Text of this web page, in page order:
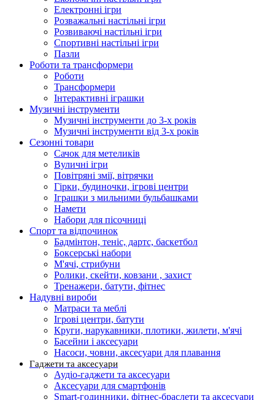
Електронні ігри
Розважальні настільні ігри
Розвиваючі настільні ігри
Спортивні настільні ігри
Пазли
Роботи та трансформери
Роботи
Трансформери
Інтерактивні іграшки
Музичні інструменти
Музичні інструменти до 3-х років
Музичні інструменти від 3-х років
Сезонні товари
Сачок для метеликів
Вуличні ігри
Повітряні змії, вітрячки
Гірки, будиночки, ігрові центри
Іграшки з мильними бульбашками
Намети
Набори для пісочниці
Спорт та відпочинок
Бадмінтон, теніс, дартс, баскетбол
Боксерські набори
М'ячі, стрибуни
Ролики, скейти, ковзани , захист
Тренажери, батути, фітнес
Надувні вироби
Матраси та меблі
Ігрові центри, батути
Круги, нарукавники, плотики, жилети, м'ячі
Басейни і аксесуари
Насоси, човни, аксесуари для плавання
Гаджети та аксесуари
Аудіо-гаджети та аксесуари
Аксесуари для смартфонів
Smart-годинники, фітнес-браслети та аксесуари